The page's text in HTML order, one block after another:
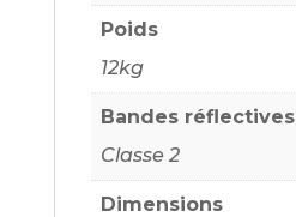
Poids
12kg
Bandes réflectives
Classe 2
Dimensions